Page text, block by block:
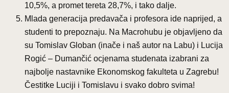
10,5%, a promet tereta 28,7%, i tako dalje.
Mlada generacija predavača i profesora ide naprijed, a
studenti to prepoznaju. Na Macrohubu je objavljeno da
su Tomislav Globan (inače i naš autor na Labu) i Lucija
Rogić – Dumančić ocjenama studenata izabrani za
najbolje nastavnike Ekonomskog fakulteta u Zagrebu!
Čestitke Luciji i Tomislavu i svako dobro svima!